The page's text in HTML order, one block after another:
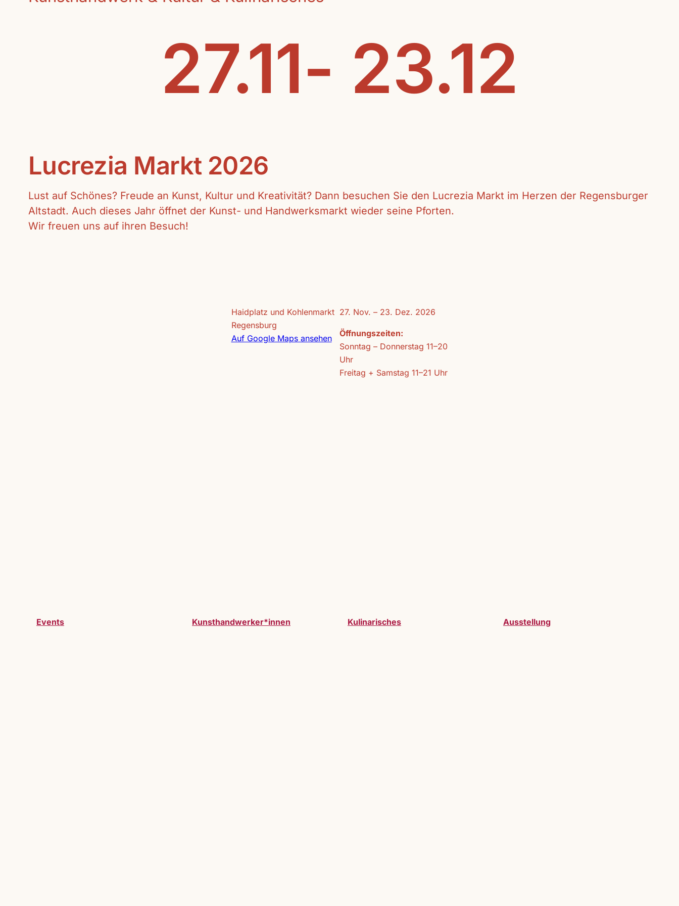
27.11- 23.12
Lucrezia Markt 2026
Lust auf Schönes? Freude an Kunst, Kultur und Kreativität? Dann besuchen Sie den Lucrezia Markt im Herzen der Regensburger
Altstadt. Auch dieses Jahr öffnet der Kunst- und Handwerksmarkt wieder seine Pforten.
Wir freuen uns auf ihren Besuch!
Haidplatz und Kohlenmarkt
Regensburg
Auf Google Maps ansehen
27. Nov. – 23. Dez. 2026
Öffnungszeiten:
Sonntag – Donnerstag 11–20
Uhr
Freitag + Samstag 11–21 Uhr
Events Kunsthandwerker*innen Kulinarisches Ausstellung